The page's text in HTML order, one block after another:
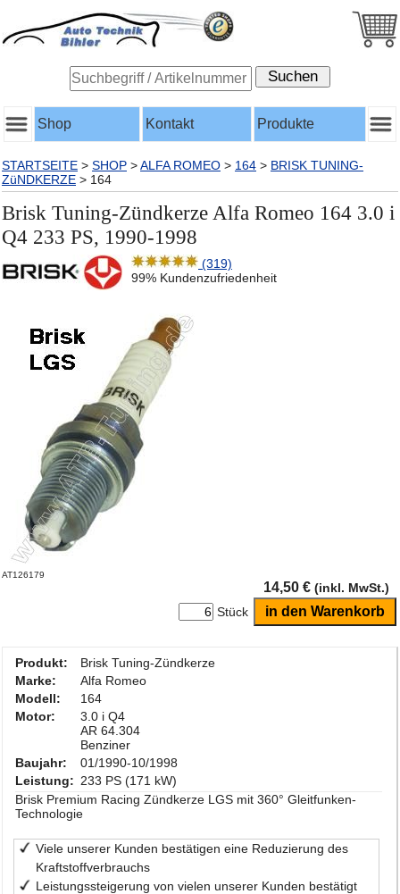
Shop Kontakt Produkte
STARTSEITE > SHOP >ALFA ROMEO > 164 > BRISK TUNING-
ZüNDKERZE > 164
Brisk Tuning-Zündkerze Alfa Romeo 164 3.0 i
Q4 233 PS, 1990-1998
(319)
99% Kundenzufriedenheit
AT126179
14,50 € (inkl. MwSt.)
Stück
Produkt:
Brisk Tuning-Zündkerze
Marke:
Alfa Romeo
Modell:
164
Motor:
3.0 i Q4
AR 64.304
Benziner
Baujahr:
01/1990-10/1998
Leistung: 233 PS (171 kW)
Brisk Premium Racing Zündkerze LGS mit 360° Gleitfunken-
Technologie
Viele unserer Kunden bestätigen eine Reduzierung des
Kraftstoffverbrauchs
Leistungssteigerung von vielen unserer Kunden bestätigt